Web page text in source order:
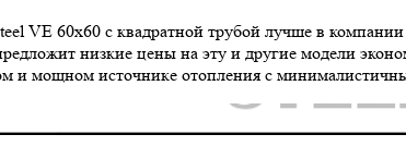
VE 60х60 с квадратной трубой лучше в
низкие цены на эту и другие модели
и мощном источнике отопления с